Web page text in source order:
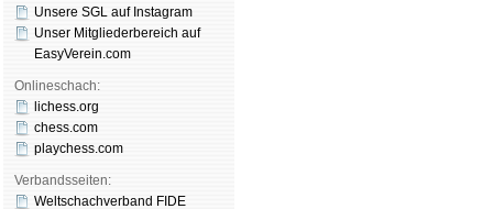
Unsere SGL auf Insta­gram
Unser Mitgliederbereich auf
EasyVerein.com
Onlineschach:
lichess.org
chess.com
playchess.com
Verbandsseiten:
Weltschachverband FIDE